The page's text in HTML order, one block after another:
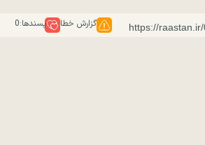
گزارش خطا پسندها:0